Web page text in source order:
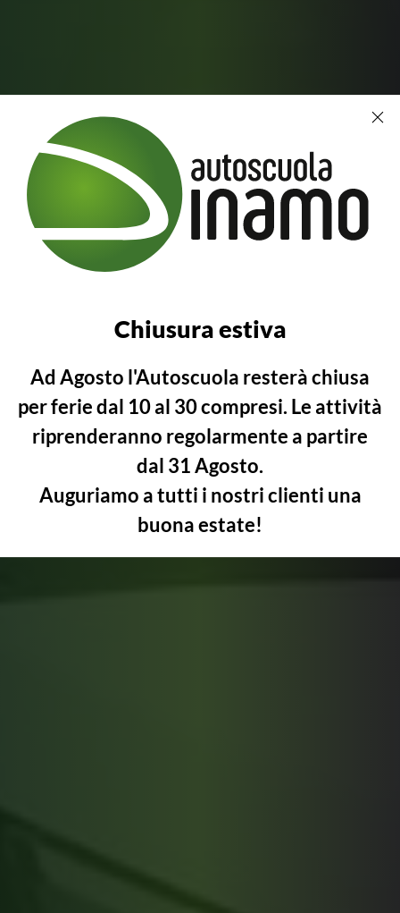
C/
Patente C/C1
guidare autocarri
Scopri di più
Chiusura estiva
Ad Agosto l'Autoscuola resterà chiusa
per feriedal 10 al 30 compresi. Le attività
riprenderanno regolarmente a partire
dal 31 Agosto.
Auguriamo a tutti i nostri clienti una
buona estate!